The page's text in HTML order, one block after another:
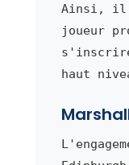
Ainsi, il
joueur
haut